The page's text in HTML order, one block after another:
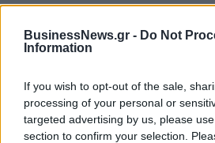
BusinessNews.gr - Do Not
Information
If you wish to opt-out of the sale,
processing of your personal or
targeted advertising by us, please
section to confirm your selection.
57% - Τα νέα στοιχήματα σε
low & non alcohol